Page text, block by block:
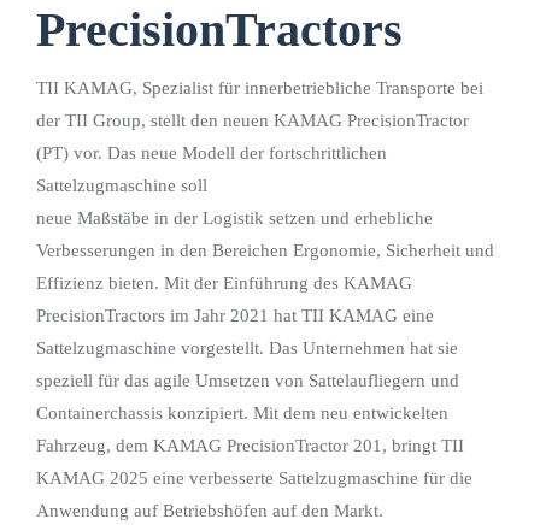
PrecisionTractors
TII KAMAG, Spezialist für innerbetriebliche Transporte bei
der TII Group, stellt den neuen KAMAG PrecisionTractor
(PT) vor. Das neue Modell der fortschrittlichen
Sattelzugmaschine soll
neue Maßstäbe in der Logistik setzen und erhebliche
Verbesserungen in den Bereichen Ergonomie, Sicherheit und
Effizienz bieten. Mit der Einführung des KAMAG
PrecisionTractors im Jahr 2021 hat TII KAMAG eine
Sattelzugmaschine vorgestellt. Das Unternehmen hat sie
speziell für das agile Umsetzen von Sattelaufliegern und
Containerchassis konzipiert. Mit dem neu entwickelten
Fahrzeug, dem KAMAG PrecisionTractor 201, bringt TII
KAMAG 2025 eine verbesserte Sattelzugmaschine für die
Anwendung auf Betriebshöfen auf den Markt.